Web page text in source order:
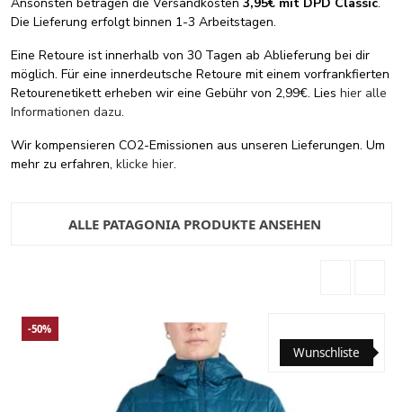
Die Lieferung erfolgt binnen 1-3 Arbeitstagen.
Eine Retoure ist innerhalb von 30 Tagen ab Ablieferung bei dir
möglich. Für eine innerdeutsche Retoure mit einem vorfrankfierten
Retourenetikett erheben wir eine Gebühr von 2,99€. Lies hier alle
Informationen dazu.
Wir kompensieren CO2-Emissionen aus unseren Lieferungen. Um
mehr zu erfahren, klicke hier.
ALLE PATAGONIA PRODUKTE ANSEHEN
Wunschliste
-50%